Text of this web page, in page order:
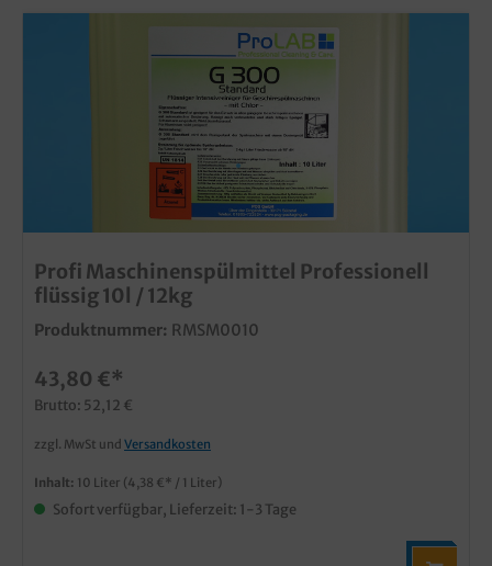
Profi Maschinenspülmittel Professionell
flüssig 10l / 12kg
Produktnummer: RMSM0010
43,80 €*
Brutto: 52,12 €
zzgl. MwSt und Versandkosten
Inhalt: 10 Liter (4,38 €* / 1 Liter)
Sofort verfügbar, Lieferzeit: 1-3 Tage